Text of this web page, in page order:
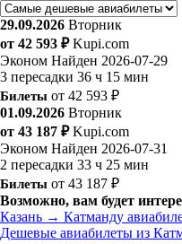
29.09.2026 Вторник
от 42 593 ₽ Kupi.com
Эконом Найден 2026-07-29
3 пересадки 36 ч 15 мин
Билеты от 42 593 ₽
01.09.2026 Вторник
от 43 187 ₽ Kupi.com
Эконом Найден 2026-07-31
2 пересадки 33 ч 25 мин
Билеты от 43 187 ₽
Возможно, вам будет
Казань → Катманду
Дешевые авиабилеты из